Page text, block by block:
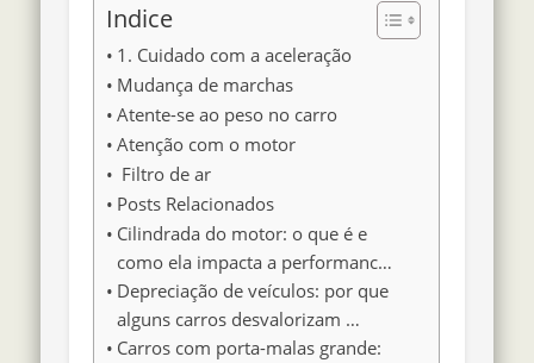
Indice
1. Cuidado com a aceleração
Mudança de marchas
Atente-se ao peso no carro
Atenção com o motor
Filtro de ar
Posts Relacionados
Cilindrada do motor: o que é e
como ela impacta a performanc…
Depreciação de veículos: por que
alguns carros desvalorizam …
Carros com porta-malas grande: